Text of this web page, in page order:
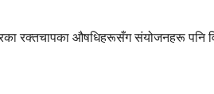
रक्तचापका औषधिहरूसँग संयोजनहरू पनि